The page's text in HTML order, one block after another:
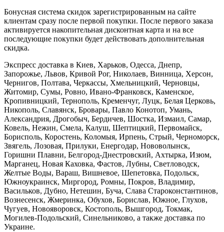
Бонусная система скидок зарегистрированным на сайте
клиентам сразу после первой покупки. После первого заказа
активируется накопительная дисконтная карта и на все
последующие покупки будет действовать дополнительная
скидка.
Экспресс доставка в Киев, Харьков, Одесса, Днепр,
Запорожье, Львов, Кривой Рог, Николаев, Винница, Херсон,
Чернигов, Полтава, Черкассы, Хмельницкий, Черновцы,
Житомир, Сумы, Ровно, Ивано-Франковск, Каменское,
Кропивницкий, Тернополь, Кременчуг, Луцк, Белая Церковь,
Никополь, Славянск, Бровары, Павло Конотоп, Умань,
Александрия, Дрогобыч, Бердичев, Шостка, Измаил, Самар,
Ковель, Нежин, Смела, Калуш, Шептицкий, Первомайск,
Борисполь, Коростень, Коломыя, Ирпень, Стрый, Черноморск,
Звягель, Лозовая, Прилуки, Енергодар, Нововолынск,
Горишни Плавни, Белгород-Днестровский, Ахтырка, Изюм,
Марганец, Новая Каховка, Фастов, Лубны, Светловодск,
Желтые Воды, Вараш, Вишневое, Шепетовка, Подольск,
Южноукраинск, Миргород, Ромны, Покров, Владимир,
Васильков, Дубно, Нетешин, Буча, Слава Староконстантинов,
Вознесенск, Жмеринка, Обухов, Борислав, Южное, Глухов,
Чугуев, Новояворовск, Костополь, Вышгород, Токмак,
Могилев-Подольский, Синельниково, а также доставка по
Украине.